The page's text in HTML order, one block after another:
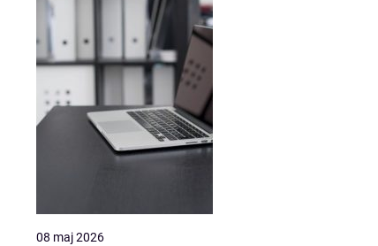
08 maj 2026